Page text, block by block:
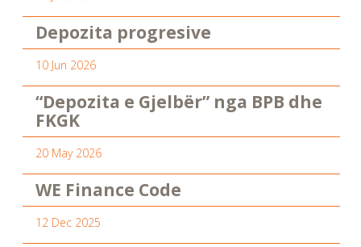
Depozita progresive
10 Jun 2026
“Depozita e Gjelbër” nga BPB dhe
FKGK
20 May 2026
WE Finance Code
12 Dec 2025